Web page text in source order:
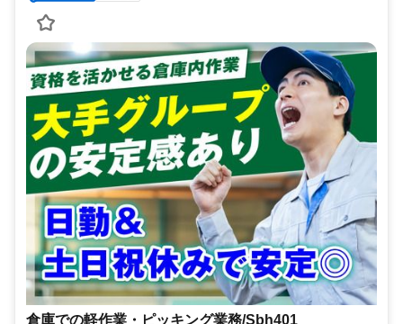
倉庫での軽作業・ピッキング業務/Sbh401